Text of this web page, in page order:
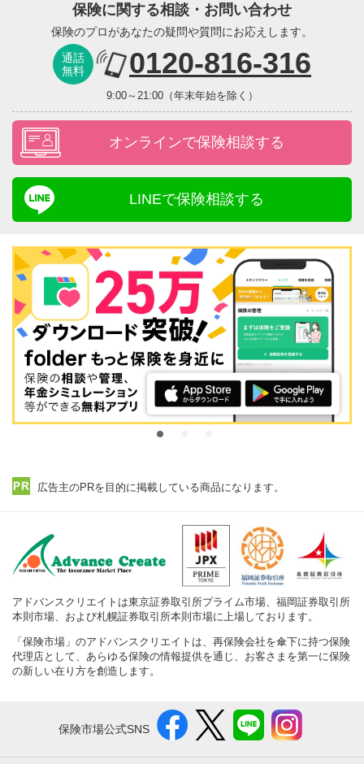
保険に関する相談・お問い合わせ
保険のプロがあなたの疑問や質問にお応えします。
通話
無料
0120-816-316
9:00～21:00（年末年始を除く）
オンラインで保険相談する
LINEで保険相談する
広告主のPRを目的に掲載している商品になります。
アドバンスクリエイトは東京証券取引所プライム市場、福岡証券取引所
本則市場、および札幌証券取引所本則市場に上場しております。
「保険市場」のアドバンスクリエイトは、再保険会社を傘下に持つ保険
代理店として、あらゆる保険の情報提供を通じ、お客さまを第一に保険
の新しい在り方を創造します。
保険市場公式SNS